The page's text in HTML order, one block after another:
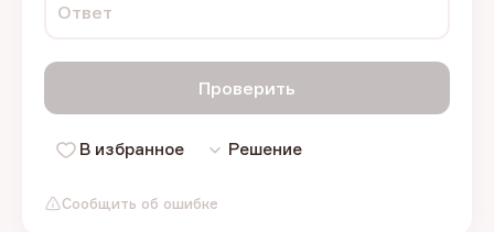
Сообщить об ошибке
Ответ
Проверить
В избранное Решение